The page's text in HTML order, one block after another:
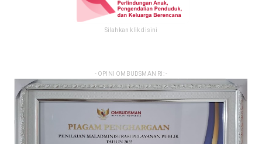
Silahkan klik disini
- OPINI OMBUDSMAN RI: -